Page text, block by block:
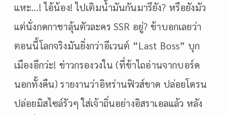
แหะ…! ไอ้น้อง! ไปเติมน้ำมันกันมารึยัง? หรือยังมัว
แต่นั่งกดกาชาลุ้นตัวละคร SSR อยู่? ข้าบอกเลยว่า
ตอนนี้โลกจริงมันยิ่งกว่าอีเวนต์ “Last Boss” บุก
เมืองอีกว่ะ! ข่าวกรองวงใน (ที่ข้าไถอ่านจากบอร์ด
นอกทั้งคืน) รายงานว่าอิหร่านฟิวส์ขาด ปล่อยโดรน
ปล่อยมิสไซล์รัวๆ ใส่เจ้าถิ่นอย่างอิสราเอลแล้ว หลัง